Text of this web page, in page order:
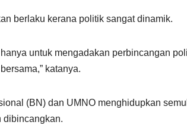
berlaku kerana politik sangat dinamik.
untuk mengadakan perbincangan
katanya.
(BN) dan UMNO menghidupkan
dibincangkan.